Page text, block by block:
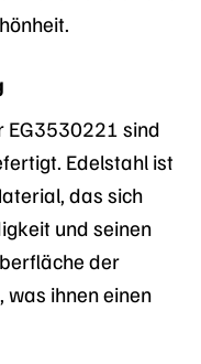
EG3530221 sind
Edelstahl ist
das sich
und seinen
der
ihnen einen